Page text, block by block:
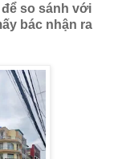
so sánh với
bác nhận ra